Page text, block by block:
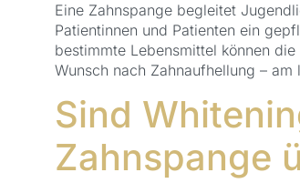
Eine Zahnspange begleitet
Patientinnen und Patienten ein
bestimmte Lebensmittel können
Wunsch nach Zahnaufhellung –
Sind
Zahnspange